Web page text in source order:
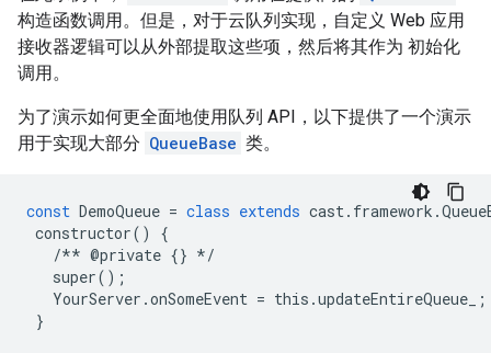
构造函数调用。但是，对于云队列实现，自定义 Web 应用
接收器逻辑可以从外部提取这些项，然后将其作为 初始化
调用。
为了演示如何更全面地使用队列 API，以下提供了一个演示
用于实现大部分 QueueBase 类。
const DemoQueue = class extends cast. framework .
constructor()
{
/** @private {} */
super();
YourServer .onSomeEvent = this .updateEntireQueue_
;
}